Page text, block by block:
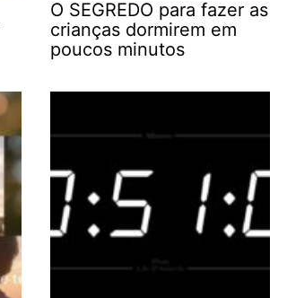
O SEGREDO para fazer as
crianças dormirem em
poucos minutos